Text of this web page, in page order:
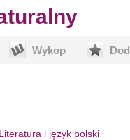
Wykop
Literatura i język polski